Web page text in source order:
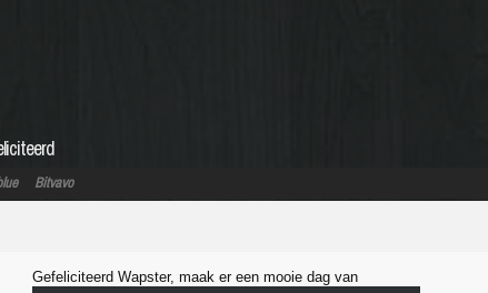
Bitvavo
Gefeliciteerd Wapster, maak er een mooie dag van